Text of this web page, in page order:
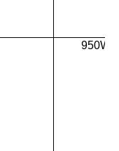
950W